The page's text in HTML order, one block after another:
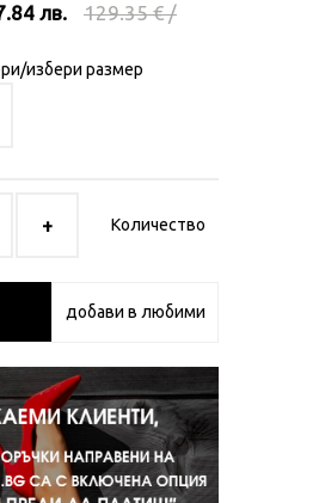
лв.
129.35 € /
избери размер
Количество
добави в любими